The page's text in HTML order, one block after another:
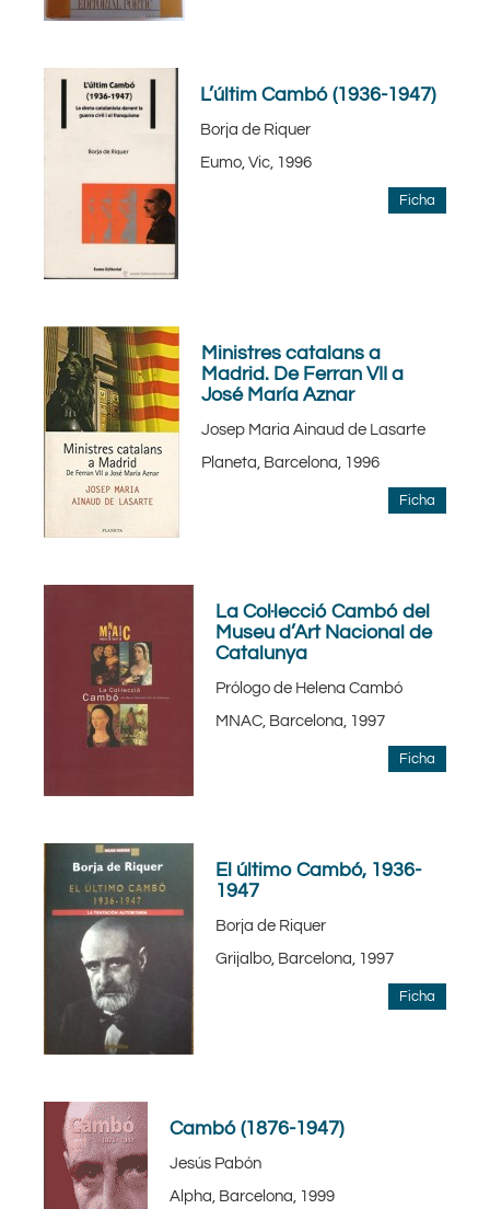
L’últim Cambó (1936-1947)
Borja de Riquer
Eumo, Vic, 1996
Ficha
Ministres catalans a
Madrid. De Ferran VII a
José María Aznar
Josep Maria Ainaud de Lasarte
Planeta, Barcelona, 1996
Ficha
La Col·lecció Cambó del
Museu d’Art Nacional de
Catalunya
Prólogo de Helena Cambó
MNAC, Barcelona, 1997
Ficha
El último Cambó, 1936-
1947
Borja de Riquer
Grijalbo, Barcelona, 1997
Ficha
Cambó (1876-1947)
Jesús Pabón
Alpha, Barcelona, 1999